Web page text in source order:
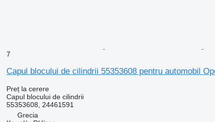
7
Capul blocului de cilindrii 55353608 pentru automobil
Preț la cerere
Capul blocului de cilindrii
55353608, 24461591
Grecia